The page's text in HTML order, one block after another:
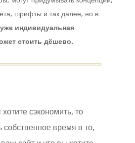
шрифты и так далее, но в
индивидуальная
стоить дёшево.
сэкономить, то
собственное время в то,